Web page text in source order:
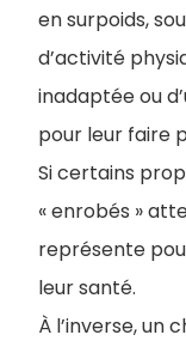
en surpoids,
d’activité
inadaptée ou
pour leur faire
Si certains
« enrobés »
représente
leur santé.
À l’inverse, un